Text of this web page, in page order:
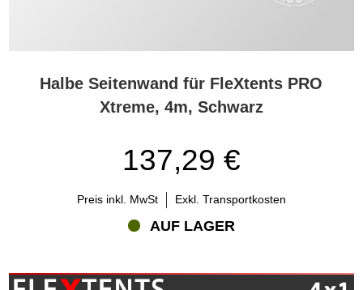
Halbe Seitenwand für FleXtents PRO
Xtreme, 4m, Schwarz
137,29 €
Preis inkl. MwSt Exkl. Transportkosten
AUF LAGER